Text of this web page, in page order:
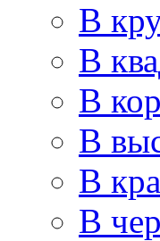
В
В
В
В
В
В